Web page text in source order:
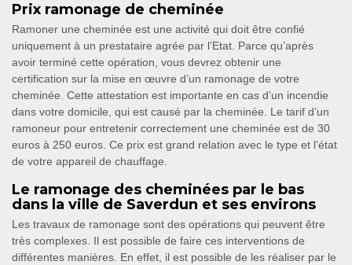
Prix ramonage de cheminée
Ramoner une cheminée est une activité qui doit être confié
uniquement à un prestataire agrée par l’Etat. Parce qu’après
avoir terminé cette opération, vous devrez obtenir une
certification sur la mise en œuvre d’un ramonage de votre
cheminée. Cette attestation est importante en cas d’un incendie
dans votre domicile, qui est causé par la cheminée. Le tarif d’un
ramoneur pour entretenir correctement une cheminée est de 30
euros à 250 euros. Ce prix est grand relation avec le type et l’état
de votre appareil de chauffage.
Le ramonage des cheminées par le bas
dans la ville de Saverdun et ses environs
Les travaux de ramonage sont des opérations qui peuvent être
très complexes. Il est possible de faire ces interventions de
différentes manières. En effet, il est possible de les réaliser par le